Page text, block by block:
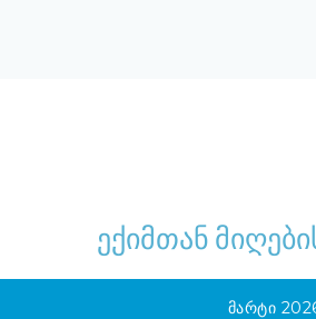
ექიმთან
მარტი